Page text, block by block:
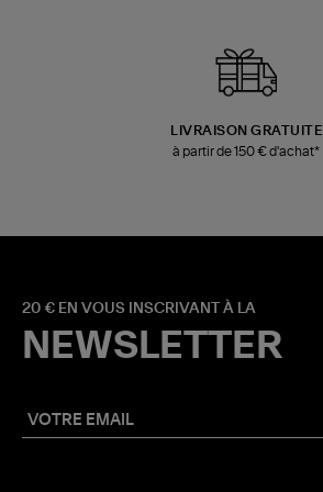
LIVRAISON GRATUITE
à partir de 150 € d'achat*
20 € EN VOUS INSCRIVANT À LA
NEWSLETTER